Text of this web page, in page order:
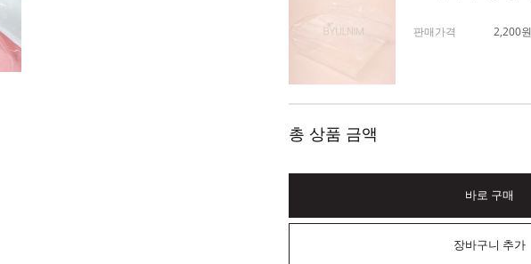
판매가격 2,200원
총 상품 금액
바로 구매
장바구니 추가